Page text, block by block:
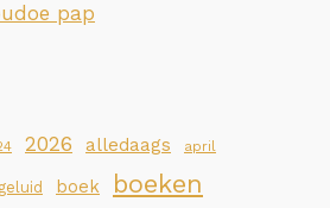
pap
2026 alledaags april
boek boeken